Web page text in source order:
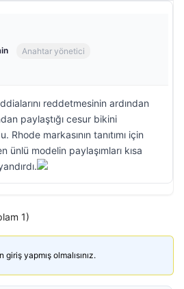
Anahtar yönetici
reddetmesinin ardından
paylaştığı cesur bikini
Rhode markasının tanıtımı için
ünlü modelin paylaşımları kısa
1)
yapmış olmalısınız.